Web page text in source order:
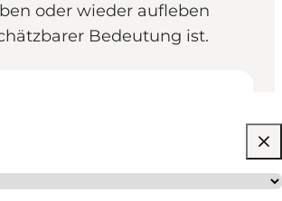
oder wieder aufleben
Bedeutung ist.